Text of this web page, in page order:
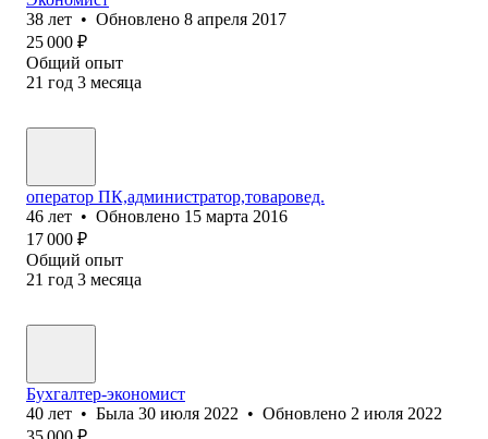
38 лет • Обновлено 8 апреля 2017
25 000 ₽
Общий опыт
21 год 3 месяца
оператор ПК,администратор,товаровед.
46 лет • Обновлено 15 марта 2016
17 000 ₽
Общий опыт
21 год 3 месяца
Бухгалтер-экономист
40 лет • Была 30 июля 2022 • Обновлено 2 июля 2022